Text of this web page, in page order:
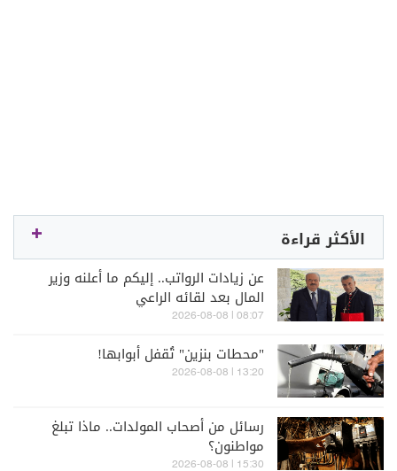
الأكثر قراءة
عن زيادات الرواتب.. إليكم ما أعلنه وزير
المال بعد لقائه الراعي
08:07 | 2026-08-08
"محطات بنزين" تُقفل أبوابها!
13:20 | 2026-08-08
رسائل من أصحاب المولدات.. ماذا تبلغ
مواطنون؟
15:30 | 2026-08-08